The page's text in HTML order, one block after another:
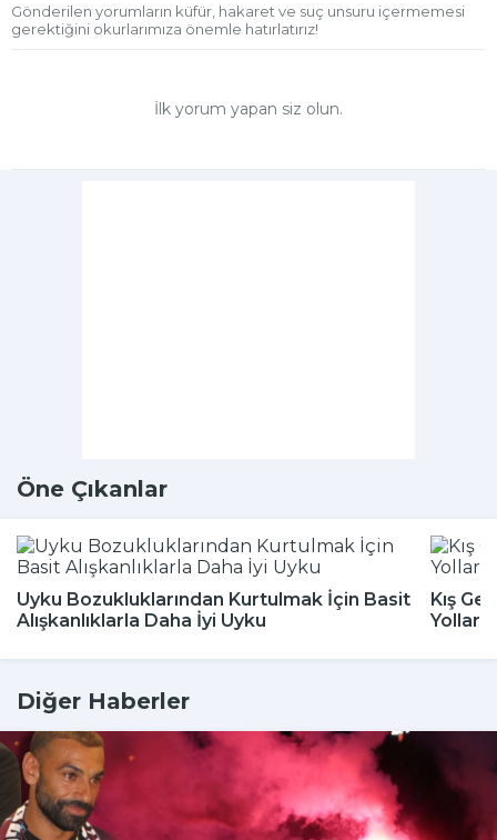
Gönderilen yorumların küfür, hakaret ve suç unsuru içermemesi
gerektiğini okurlarımıza önemle hatırlatırız!
İlk yorum yapan siz olun.
Öne Çıkanlar
Uyku Bozukluklarından Kurtulmak İçin Basit
Alışkanlıklarla Daha İyi Uyku
Kış
Yolları
Diğer Haberler